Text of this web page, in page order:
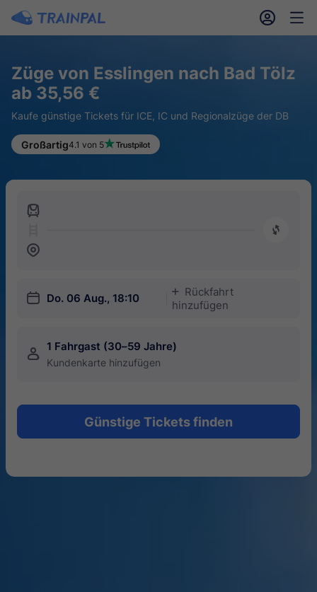
󱎓 󱒨
Züge von Esslingen nach Bad Tölz
ab 35,56 €
Kaufe günstige Tickets für ICE, IC und Regionalzüge der DB
Großartig4.1 von 5
󱍉
󰿠
󱒣
󱎗 Do. 06 Aug., 18:10
󱅇
Rückfahrt
hinzufügen
󱍂 1 Fahrgast (30–59 Jahre)
Kundenkarte hinzufügen
Günstige Tickets finden